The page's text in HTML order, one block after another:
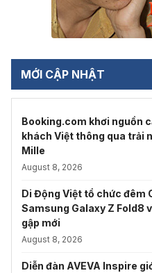
MỚI CẬP NHẬT
Booking.com khơi nguồn
khách Việt thông qua trải
Mille
August 8, 2026
Di Động Việt tổ chức đêm
Samsung Galaxy Z Fold8
gập mới
August 8, 2026
Diễn đàn AVEVA Inspire